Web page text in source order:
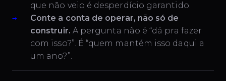
que não veio é desperdício garantido.
Conte a conta de operar, não só de
construir. A pergunta não é “dá pra fazer
com isso?”. É “quem mantém isso daqui a
um ano?”.